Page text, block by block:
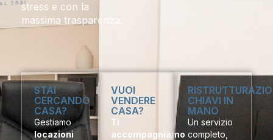
stress e con la
massima trasparenza.
STAI
CERCANDO
CASA?
Gestiamo
locazioni
VUOI
VENDERE
CASA?
Ti
accompagniamo
CHIAVI IN
MANO
Un servizio
completo,